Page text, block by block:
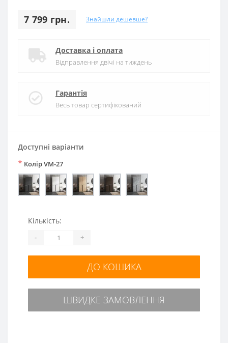
7 799 грн. Знайшли дешевше?
Доставка і оплата
Відправлення двічі на тиждень
Гарантія
Весь товар сертифікований
Доступні варіанти
* Колір VM-27
Кількість:
- +
ДО КОШИКА
ШВИДКЕ ЗАМОВЛЕННЯ